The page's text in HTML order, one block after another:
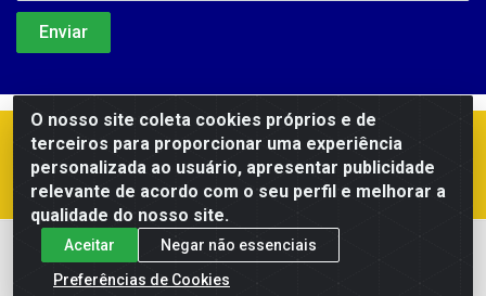
O nosso site coleta cookies próprios e de
terceiros para proporcionar uma experiência
personalizada ao usuário, apresentar publicidade
relevante de acordo com o seu perfil e melhorar a
qualidade do nosso site.
Aceitar
Negar não essenciais
Preferências de Cookies
Meus Pedidos Títulos
Notas Fiscais